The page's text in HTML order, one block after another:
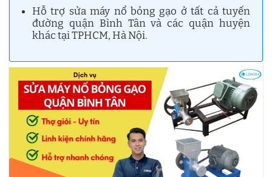
Hỗ trợ sửa máy nổ bỏng gạo ở tất cả tuyến
đường quận Bình Tân và các quận huyện
khác tại TPHCM, Hà Nội.